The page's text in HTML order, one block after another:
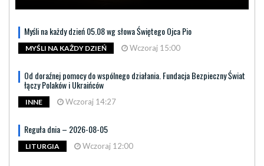
Myśli na każdy dzień 05.08 wg słowa Świętego Ojca Pio
MYŚLI NA KAŻDY DZIEŃ Wczoraj 15:00
Od doraźnej pomocy do wspólnego działania. Fundacja Bezpieczny Świat
łączy Polaków i Ukraińców
INNE Wczoraj 14:27
Reguła dnia – 2026-08-05
LITURGIA Wczoraj 12:00